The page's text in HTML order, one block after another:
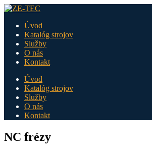
Úvod
Katalóg strojov
Služby
O nás
Kontakt
Úvod
Katalóg strojov
Služby
O nás
Kontakt
NC frézy